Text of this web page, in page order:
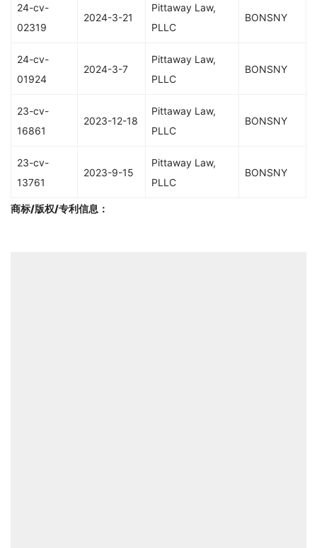
24-cv-
02319
2024-3-21
Pittaway Law,
PLLC
BONSNY
24-cv-
01924
2024-3-7
Pittaway Law,
PLLC
BONSNY
23-cv-
16861
2023-12-18
Pittaway Law,
PLLC
BONSNY
23-cv-
13761
2023-9-15
Pittaway Law,
PLLC
BONSNY
商标/版权/专利信息 ：